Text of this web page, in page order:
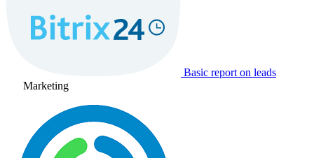
Basic report on leads
Marketing